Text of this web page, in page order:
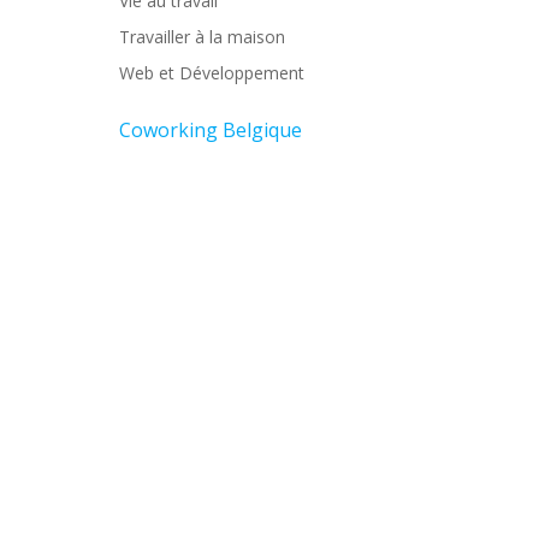
Travailler à la maison
Web et Développement
Coworking Belgique